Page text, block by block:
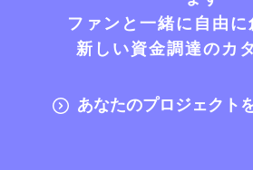
ファンと一緒に自由
新しい資金調達のカ
あなたのプロジェクト